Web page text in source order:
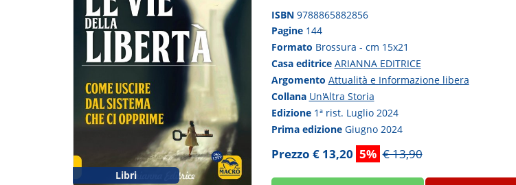
Libri
ISBN 9788865882856
Pagine 144
Formato Brossura - cm 15x21
Casa editrice ARIANNA EDITRICE
Argomento Attualità e Informazione libera
Collana Un'Altra Storia
Edizione 1ª rist. Luglio 2024
Prima edizione Giugno 2024
Prezzo € 13,20 5% € 13,90